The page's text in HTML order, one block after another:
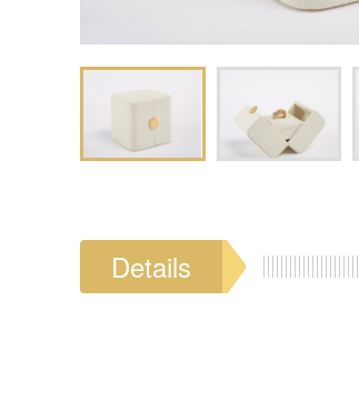
Details